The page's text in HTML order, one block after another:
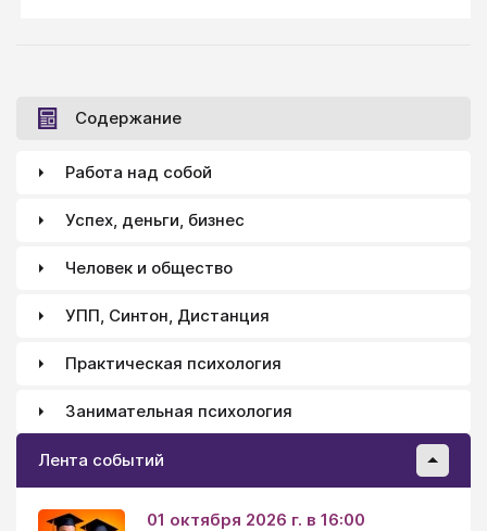
Содержание
Работа над собой
Успех, деньги, бизнес
Человек и общество
УПП, Синтон, Дистанция
Практическая психология
Занимательная психология
Лента событий
01 октября 2026 г. в 16:00